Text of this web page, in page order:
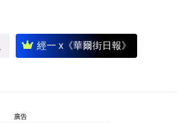
經一 x《華爾街日報》
廣告